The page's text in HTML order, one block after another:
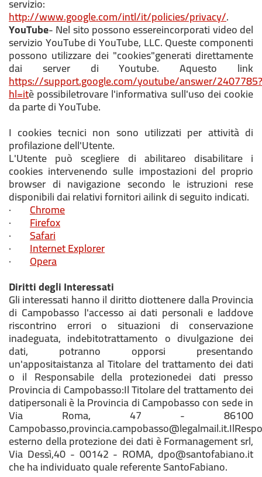
http://www.google.com/intl/it/policies/privacy/.
YouTube- Nel sito possono essereincorporati video del
servizio YouTube di YouTube, LLC. Queste componenti
possono utilizzare dei "cookies"generati direttamente
dai server di Youtube. Aquesto link
https://support.google.com/youtube/answer/2407785?
hl=itè possibiletrovare l'informativa sull'uso dei cookie
da parte di YouTube.
I cookies tecnici non sono utilizzati per attività di
profilazione dell'Utente.
L'Utente può scegliere di abilitareo disabilitare i
cookies intervenendo sulle impostazioni del proprio
browser di navigazione secondo le istruzioni rese
disponibili dai relativi fornitori ailink di seguito indicati.
· Chrome
· Firefox
· Safari
· Internet Explorer
· Opera
Diritti degli Interessati
Gli interessati hanno il diritto diottenere dalla Provincia
di Campobasso l'accesso ai dati personali e laddove
riscontrino errori o situazioni di conservazione
inadeguata, indebitotrattamento o divulgazione dei
dati, potranno opporsi presentando
un'appositaistanza al Titolare del trattamento dei dati
o il Responsabile della protezionedei dati presso
Provincia di Campobasso:Il Titolare del trattamento dei
datipersonali è la Provincia di Campobasso con sede in
Via Roma, 47 - 86100
esterno della protezione dei dati è Formanagement srl,
Via Dessì,40 - 00142 - ROMA, dpo@santofabiano.it
che ha individuato quale referente SantoFabiano.